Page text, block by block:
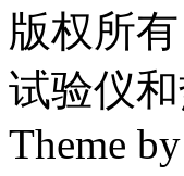
版权所
试验仪
Theme